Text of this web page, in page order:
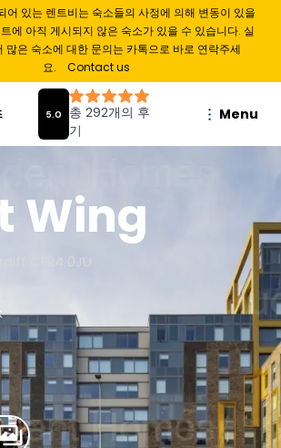
어 있는 렌트비는 숙소들의 사정에 의해 변동이 있을
에 아직 게시되지 않은 숙소가 있을 수 있습니다. 실
많은 숙소에 대한 문의는 카톡으로 바로 연락주세
요.
Contact us
Menu
Wing
CF24 0JU